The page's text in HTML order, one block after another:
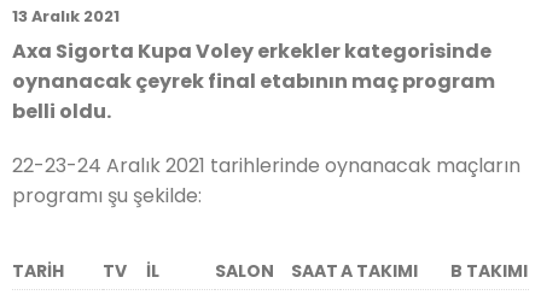
13 Aralık 2021
Axa Sigorta Kupa Voley erkekler kategorisinde
oynanacak çeyrek final etabının maç program
belli oldu.
22-23-24 Aralık 2021 tarihlerinde oynanacak maçların
programı şu şekilde:
TARİH TV İL SALON SAATA TAKIMI
B TAKIMI